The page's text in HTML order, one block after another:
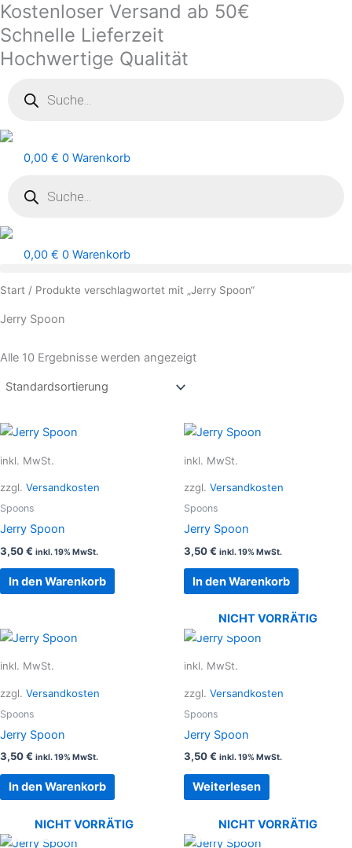
Zum
Inhalt
springen
Kostenloser Versand ab 50€
Schnelle Lieferzeit
Hochwertige Qualität
0,00 € 0 Warenkorb
0,00 € 0 Warenkorb
Start / Produkte verschlagwortet mit „Jerry Spoon“
Jerry Spoon
Alle 10 Ergebnisse werden angezeigt
inkl. MwSt.
zzgl. Versandkosten
Spoons
Jerry Spoon
3,50€ inkl. 19% MwSt.
In den Warenkorb
inkl. MwSt.
zzgl. Versandkosten
Spoons
Jerry Spoon
3,50€ inkl. 19% MwSt.
In den Warenkorb
inkl. MwSt.
zzgl. Versandkosten
Spoons
Jerry Spoon
3,50€ inkl. 19% MwSt.
In den Warenkorb
NICHT VORRÄTIG
inkl. MwSt.
zzgl. Versandkosten
Spoons
Jerry Spoon
3,50€ inkl. 19% MwSt.
Weiterlesen
NICHT VORRÄTIG NICHT VORRÄTIG